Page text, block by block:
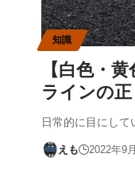
知識
【白色・
ラインの
日常的に目にして
えも 2022年9